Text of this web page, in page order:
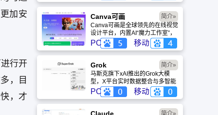
加安
行开
，目
，才
PlayStation、Xbox、Switch 等全
平台。凭借其深厚的历史积淀和活
跃的用户群体，A9VG 成为硬核玩
家交流心得、分享攻略的首选平台
之一。
Canva可画
Canva可画是全球领先的在线视觉
设计平台，内置AI“魔力工作室”，
提供海量正版模板与素材。无论是
自媒体封面、企业海报还是PPT，
零基础用户也能轻松实现专业级创
作，让设计触手可及。
PC 移动
简介»
Grok
马斯克旗下xAI推出的Grok大模
型，X平台实时数据整合与多智能
体协作的核心优势。针对其中文能
力、隐私安全及幻觉问题等高频疑
问进行客观解答，提供AI选型参
考。
PC 移动
简介»
简介»